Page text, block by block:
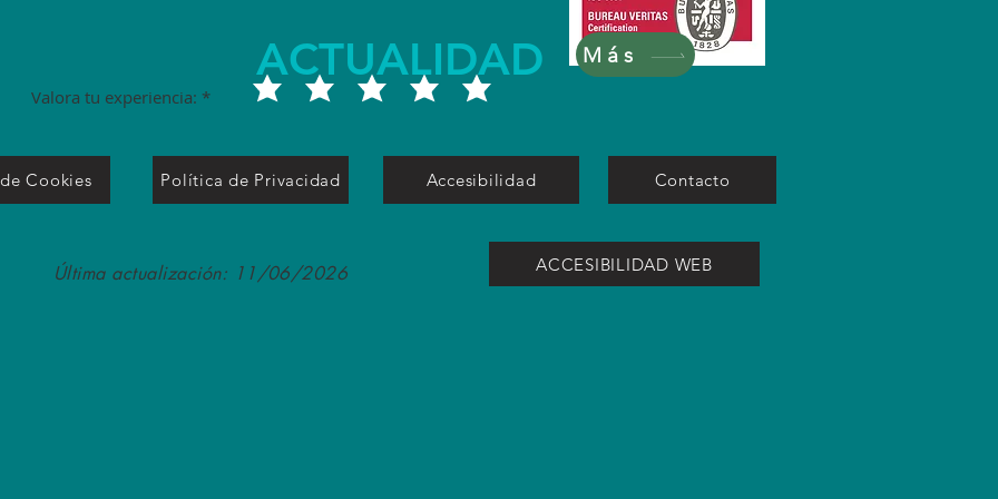
Valora tu experiencia:
ACTUALIDAD Más
Cookies Política de Privacidad Accesibilidad Contacto
Última actualización: 11/06/2026 ACCESIBILIDAD WEB